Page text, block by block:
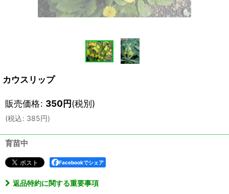
カウスリップ
販売価格: 350円(税別)
(税込: 385円)
育苗中
Facebookでシェア
返品特約に関する重要事項